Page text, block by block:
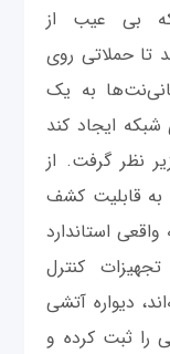
بی عیب از
تا حملاتی روی
به یک
شبکه ایجاد کند
نظر گرفت. از
قابلیت کشف
استاندارد
کنترل
دیواره آتشی
را ثبت کرده و